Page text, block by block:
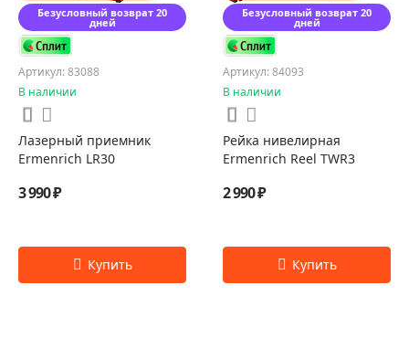
Безусловный возврат 20
дней
Артикул: 83088
В наличии
Лазерный приемник
Ermenrich LR30
3 990 ₽
Безусловный возврат 20
дней
Артикул: 84093
В наличии
Рейка нивелирная
Ermenrich Reel TWR3
2 990 ₽